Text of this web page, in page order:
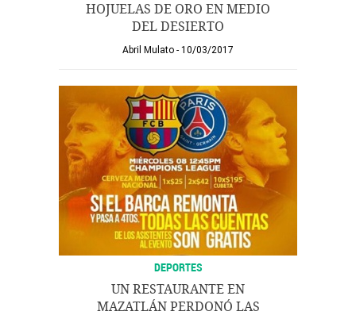
HOJUELAS DE ORO EN MEDIO
DEL DESIERTO
Abril Mulato 10/03/2017
DEPORTES
UN RESTAURANTE EN
MAZATLÁN PERDONÓ LAS